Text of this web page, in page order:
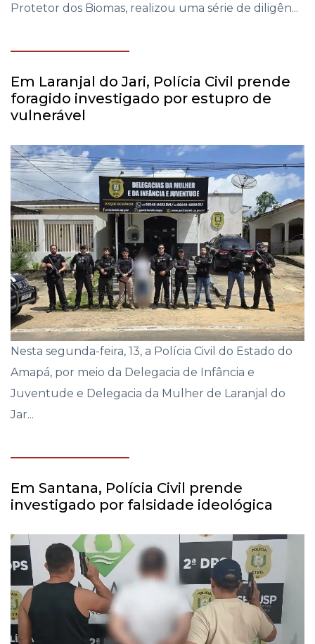
Protetor dos Biomas, realizou uma série de diligên...
Em Laranjal do Jari, Polícia Civil prende
foragido investigado por estupro de
vulnerável
Nesta segunda-feira, 13, a Polícia Civil do Estado do
Amapá, por meio da Delegacia de Infância e
Juventude e Delegacia da Mulher de Laranjal do
Jar...
Em Santana, Polícia Civil prende
investigado por falsidade ideológica